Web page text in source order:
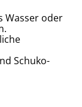
Wasser oder
Schuko-